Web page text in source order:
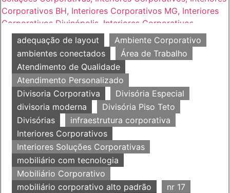
adequação de layout
Ambiente Corporativo
ambientes conectados
Área de Trabalho
Atendimento de Qualidade
Atendimento Personalizado
Divisoria Corporativa
Divisória Especial
divisoria moderna
Divisória Piso Teto
Divisórias
infraestrutura corporativa
Interiores Corporativos
Interiores Soluções Corporativas
mobiliário com tecnologia
Mobiliário Corporativo
mobiliário corporativo alto padrão
nr 17